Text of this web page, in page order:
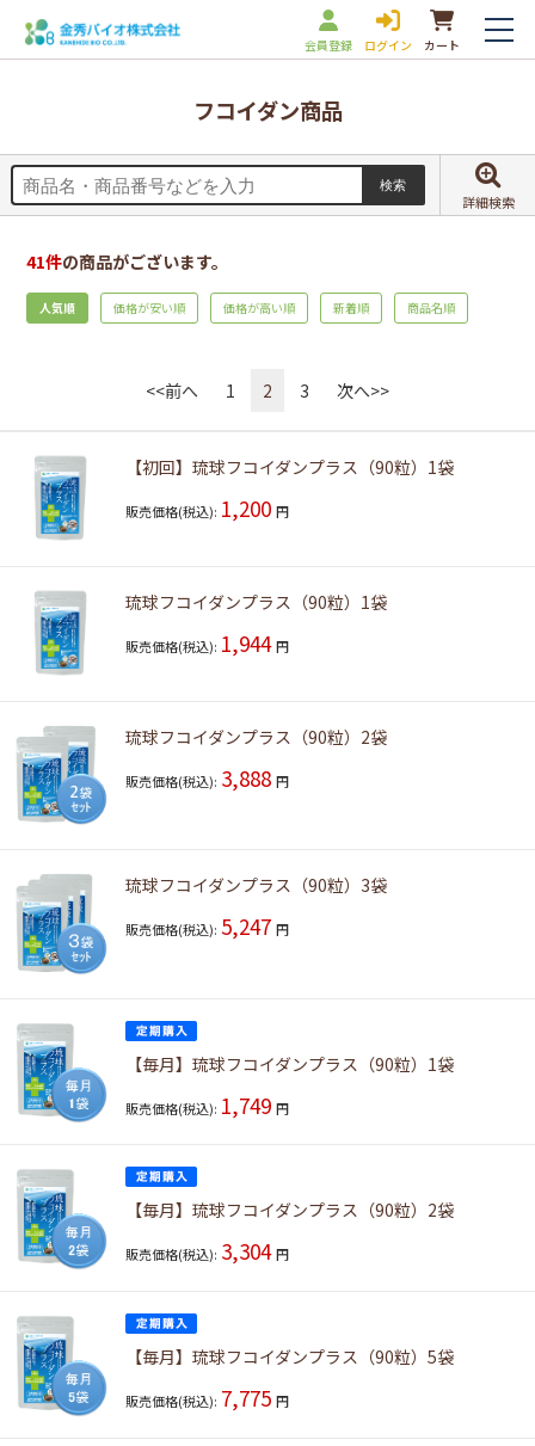
会員登録 ログイン カート
フコイダン商品
詳細検索
41件の商品がございます。
人気順 価格が安い順 価格が高い順 新着順 商品名順
<<前へ 1 2 3 次へ>>
【初回】琉球フコイダンプラス（90粒）1袋
販売価格(税込): 1,200 円
琉球フコイダンプラス（90粒）1袋
販売価格(税込): 1,944円
琉球フコイダンプラス（90粒）2袋
販売価格(税込): 3,888 円
琉球フコイダンプラス（90粒）3袋
販売価格(税込): 5,247 円
【毎月】琉球フコイダンプラス（90粒）1袋
販売価格(税込): 1,749 円
【毎月】琉球フコイダンプラス（90粒）2袋
販売価格(税込): 3,304円
【毎月】琉球フコイダンプラス（90粒）5袋
販売価格(税込): 7,775 円